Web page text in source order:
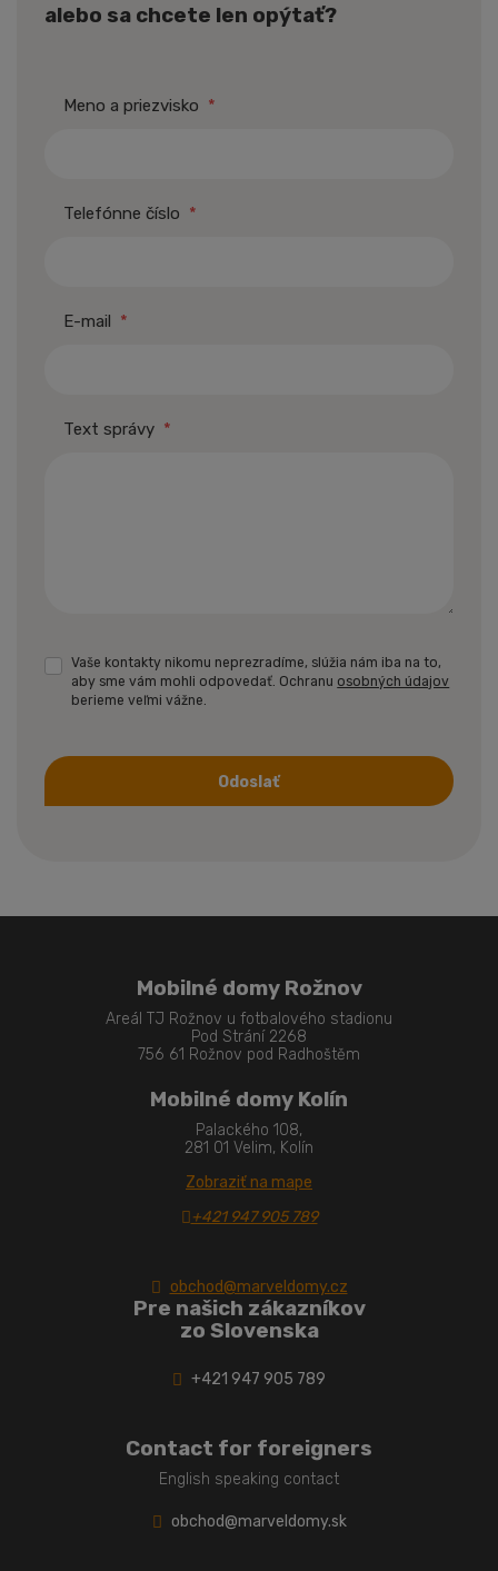
alebo sa chcete len opýtať?
Meno a priezvisko *
Telefónne číslo *
E-mail *
Text správy *
Vaše kontakty nikomu neprezradíme, slúžia nám iba na to,
aby sme vám mohli odpovedať. Ochranu osobných údajov
berieme veľmi vážne.
Odoslať
Mobilné domy Rožnov
Areál TJ Rožnov u fotbalového stadionu
Pod Strání 2268
756 61 Rožnov pod Radhoštěm
Mobilné domy Kolín
Palackého 108,
281 01 Velim, Kolín
Zobraziť na mape
+421 947 905 789
obchod@marveldomy.cz
Pre našich zákazníkov
zo Slovenska
+421 947 905 789
Contact for foreigners
English speaking contact
obchod@marveldomy.sk